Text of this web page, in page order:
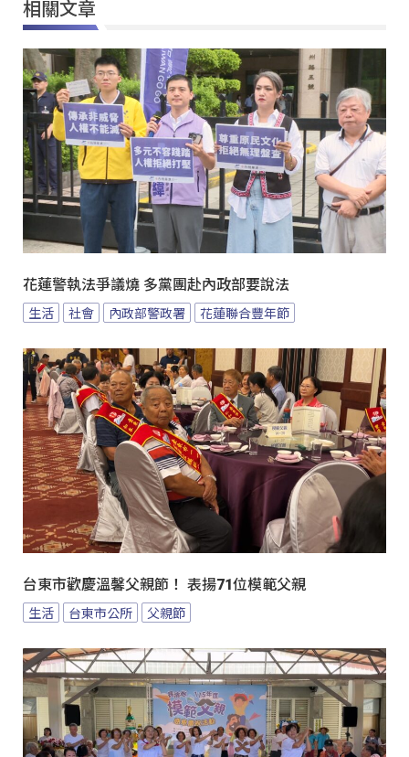
相關文章
花蓮警執法爭議燒 多黨團赴內政部要說法
生活 社會 內政部警政署 花蓮聯合豐年節
台東市歡慶溫馨父親節！ 表揚71位模範父親
生活 台東市公所 父親節